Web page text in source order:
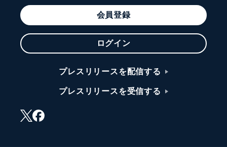
会員登録
ログイン
プレスリリースを配信する
プレスリリースを受信する